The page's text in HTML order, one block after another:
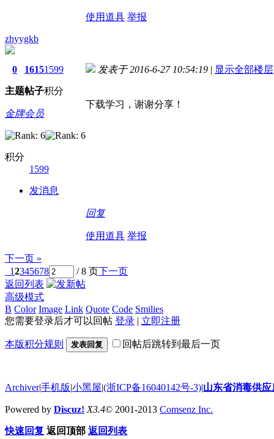
使用道具 举报
zhyygkb
0
主题
1615
帖子
1599
积分
金牌会员
积分
1599
发消息
发表于 2016-6-27 10:54:19 | 显示全部楼层
下载学习，谢谢分享！
回复
使用道具 举报
下一页 »
12345678 / 8 页下一页
返回列表
高级模式
B Color Image Link Quote Code Smilies
您需要登录后才可以回帖 登录 | 立即注册
本版积分规则 发表回复 回帖后跳转到最后一页
Archiver|手机版|小黑屋|(浙ICP备16040142号-3)|山东省消毒供
Powered by Discuz! X3.4© 2001-2013 Comsenz Inc.
快速回复 返回顶部 返回列表